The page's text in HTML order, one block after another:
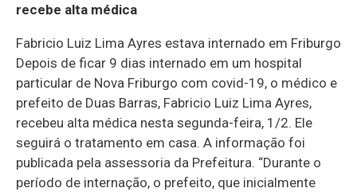
recebe alta médica
Fabricio Luiz Lima Ayres estava internado em Friburgo
Depois de ficar 9 dias internado em um hospital
particular de Nova Friburgo com covid-19, o médico e
prefeito de Duas Barras, Fabricio Luiz Lima Ayres,
recebeu alta médica nesta segunda-feira, 1/2. Ele
seguirá o tratamento em casa. A informação foi
publicada pela assessoria da Prefeitura. “Durante o
período de internação, o prefeito, que inicialmente